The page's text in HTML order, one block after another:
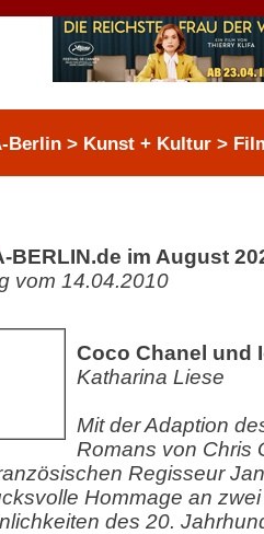
Berlin > Kunst + Kultur >
BERLIN.de im August
vom 14.04.2010
Coco Chanel und
Katharina Liese
Mit der Adaption
Romans von Chris
Regisseur
Hommage an
des 20.